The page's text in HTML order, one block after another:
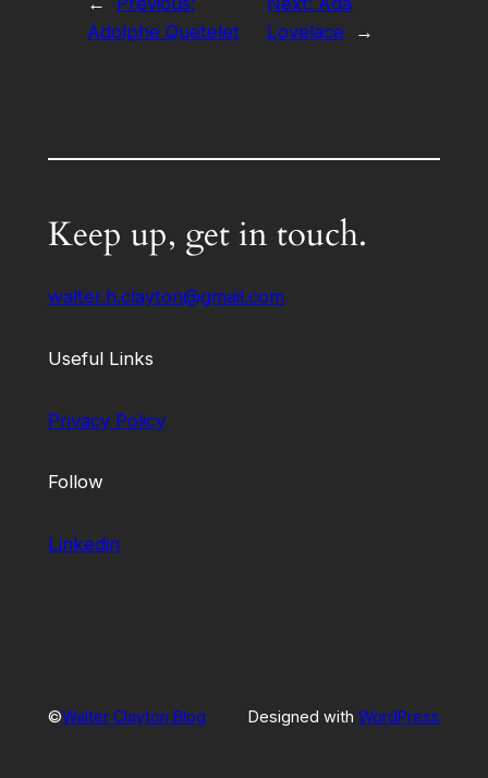
Adolphe Quetelet
Lovelace
→
Keep up, get in touch.
walter.h.clayton@gmail.com
Useful Links
Privacy Policy
Follow
Linkedin
©Walter Clayton Blog Designed withWordPress